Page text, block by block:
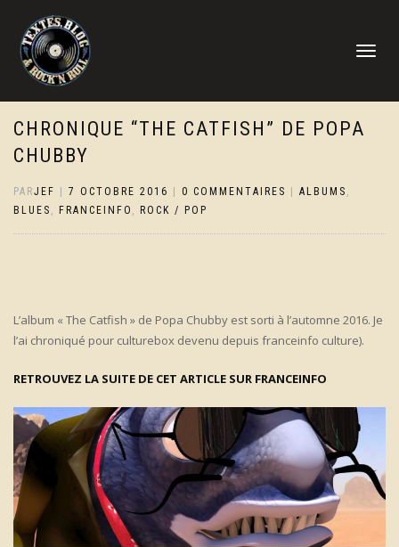
DÉPLIER
CHRONIQUE “THE CATFISH” DE POPA
CHUBBY
PARJEF 7 OCTOBRE 2016 0 COMMENTAIRES ALBUMS ,
BLUES , FRANCEINFO , ROCK / POP
L’album « The Catfish » de Popa Chubby est sorti à l’automne 2016. Je
l’ai chroniqué pour culturebox devenu depuis franceinfo culture).
RETROUVEZ LA SUITE DE CET ARTICLE SUR FRANCEINFO